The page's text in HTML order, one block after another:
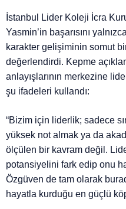
İstanbul Lider Koleji İcra
Yasmin’in başarısını
karakter gelişiminin somut
değerlendirdi. Kepme
anlayışlarının merkezine
şu ifadeleri kullandı:
“Bizim için liderlik; sadece
yüksek not almak ya da
ölçülen bir kavram değil.
potansiyelini fark edip onu
Özgüven de tam olarak
hayatla kurduğu en güçlü